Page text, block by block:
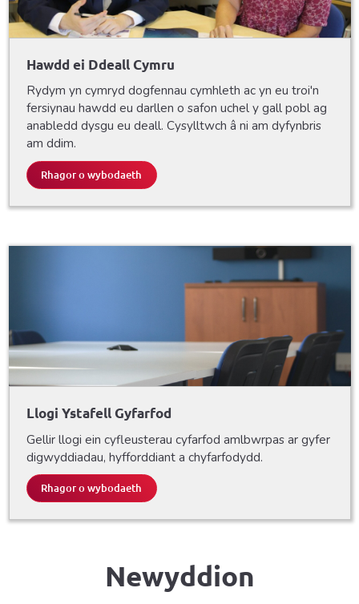
Hawdd ei Ddeall Cymru
Rydym yn cymryd dogfennau cymhleth ac yn eu troi'n
fersiynau hawdd eu darllen o safon uchel y gall pobl ag
anabledd dysgu eu deall. Cysylltwch â ni am dyfynbris
am ddim.
Rhagor o wybodaeth
Llogi Ystafell Gyfarfod
Gellir llogi ein cyfleusterau cyfarfod amlbwrpas ar gyfer
digwyddiadau, hyfforddiant a chyfarfodydd.
Rhagor o wybodaeth
Newyddion